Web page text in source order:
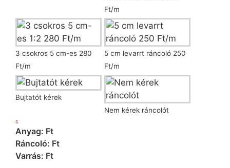
Ft/m
3 csokros 5 cm-es 280
Ft/m
5 cm levarrt ráncoló 250
Ft/m
Bujtatót kérek
Nem kérek ráncolót
S
Anyag: Ft
Ráncoló: Ft
Varrás: Ft